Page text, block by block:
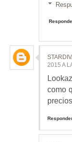
2015 A
como